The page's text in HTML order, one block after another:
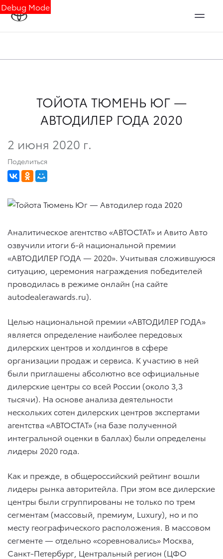
Debug Mode
ТОЙОТА ТЮМЕНЬ ЮГ —
АВТОДИЛЕР ГОДА 2020
2 июня 2020 г.
Поделиться
Аналитическое агентство «АВТОСТАТ» и Авито Авто
озвучили итоги 6-й национальной премии
«АВТОДИЛЕР ГОДА — 2020». Учитывая сложившуюся
ситуацию, церемония награждения победителей
проводилась в режиме онлайн (на сайте
autodealerawards.ru).
Целью национальной премии «АВТОДИЛЕР ГОДА»
является определение наиболее передовых
дилерских центров и холдингов в сфере
организации продаж и сервиса. К участию в ней
были приглашены абсолютно все официальные
дилерские центры со всей России (около 3,3
тысячи). На основе анализа деятельности
нескольких сотен дилерских центров экспертами
агентства «АВТОСТАТ» (на базе полученной
интегральной оценки в баллах) были определены
лидеры 2020 года.
Как и прежде, в общероссийский рейтинг вошли
лидеры рынка авторитейла. При этом все дилерские
центры были сгруппированы не только по трем
сегментам (массовый, премиум, Luxury), но и по
месту географического расположения. В массовом
сегменте — отдельно «соревновались» Москва,
Санкт-Петербург, Центральный регион (ЦФО